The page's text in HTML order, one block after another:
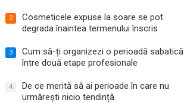
2
Cosmeticele expuse la soare se pot
degrada înaintea termenului înscris
3
Cum să-ți organizezi o perioadă sabatică
între două etape profesionale
4
De ce merită să ai perioade în care nu
urmărești nicio tendință